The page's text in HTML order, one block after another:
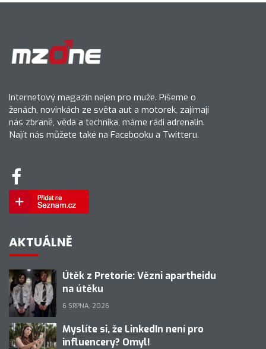
Internetový magazín nejen pro muže. Píšeme o
ženách, novinkách ze světa aut a motorek, zajímají
nás zbraně, věda a technika, máme rádi adrenalin.
Najít nás můžete také na Facebooku a Twitteru.
AKTUÁLNĚ
Útěk z Pretorie: Vězni apartheidu
na útěku
6 SRPNA, 2026
Myslíte si, že LinkedIn není pro
influencery? Omyl!